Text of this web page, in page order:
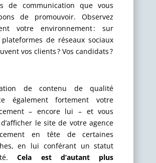
de communication que vous
de promouvoir. Observez
votre environnement : sur
de réseaux sociaux
vos clients ? Vos candidats ?
de contenu de qualité
également fortement votre
– encore lui – et vous
le site de votre agence
en tête de certaines
en lui conférant un statut
Cela est d’autant plus